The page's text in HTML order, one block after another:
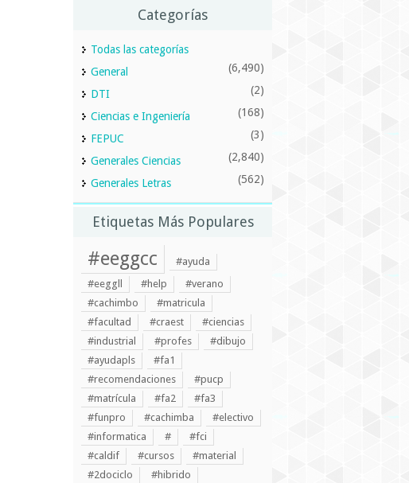
Categorías
Todas las categorías
General
(6,490)
DTI (2)
Ciencias e Ingeniería (168)
FEPUC (3)
Generales Ciencias (2,840)
Generales Letras (562)
Etiquetas Más Populares
#eeggcc
#ayuda
#eeggll
#help
#verano
#cachimbo
#matricula
#facultad
#craest
#ciencias
#industrial
#profes
#dibujo
#ayudapls
#fa1
#recomendaciones
#pucp
#matrícula
#fa2
#fa3
#funpro
#cachimba
#electivo
#informatica
#
#fci
#caldif
#cursos
#material
#2dociclo
#hibrido